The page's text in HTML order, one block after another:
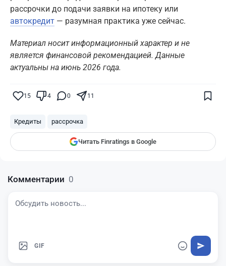
рассрочки до подачи заявки на ипотеку или
автокредит — разумная практика уже сейчас.
Материал носит информационный характер и не
является финансовой рекомендацией. Данные
актуальны на июнь 2026 года.
15 4 0 11
Кредиты рассрочка
Читать Finratings в Google
показываться вам
Комментарии 0
GIF